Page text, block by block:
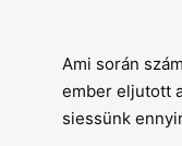
Ami során
ember eljutott
siessünk